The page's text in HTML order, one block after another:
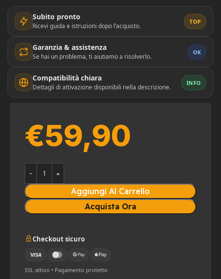
Subito pronto
Ricevi guida e istruzioni dopo l’acquisto.
TOP
Garanzia & assistenza
Se hai un problema, ti aiutiamo a risolverlo.
OK
Compatibilità chiara
Dettagli di attivazione disponibili nella descrizione.
INFO
€59,90
Aggiungi Al Carrello
Acquista Ora
Checkout sicuro
SSL attivo • Pagamento protetto